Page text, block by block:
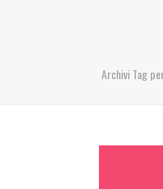
Archivi Tag